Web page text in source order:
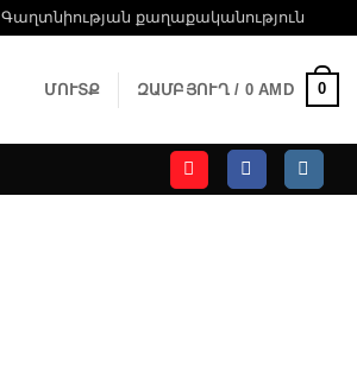
Գաղտնիության քաղաքականություն
ՄՈՒՏՔ ԶԱՄԲՅՈՒՂ / 0AMD 0